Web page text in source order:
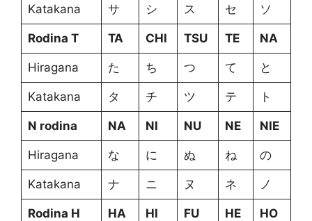
Katakana サ シ ス セ ソ
Rodina T TA CHI TSU TE NA
Hiragana た ち つ て と
Katakana タ チ ツ テ ト
N rodina NA NI NU NE NIE
Hiragana な に ぬ ね の
Katakana ナ ニ ヌ ネ ノ
Rodina H HA HI FU HE HO